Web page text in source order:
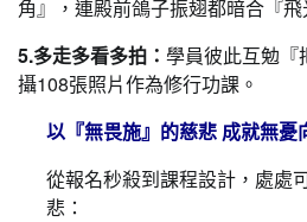
角』，連殿前鴿子振翅都暗合『飛
5.多走多看多拍： 學員彼此互勉『
攝108張照片作為修行功課。
以『無畏施』的慈悲 成就無憂
從報名秒殺到課程設計，處處
悲：